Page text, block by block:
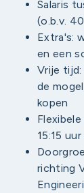
Salaris
(o.b.v.
Extra's:
en een
Vrije tijd:
de
kopen
15:15
richting